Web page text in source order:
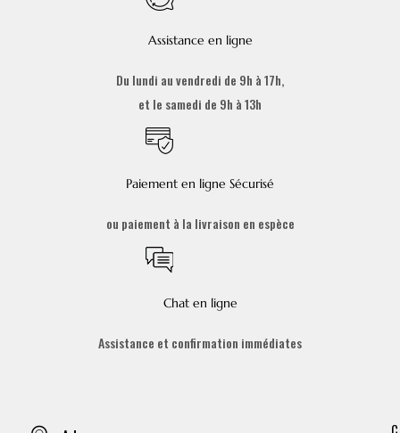
Assistance en ligne
Du lundi au vendredi de 9h à 17h,
et le samedi de 9h à 13h
Paiement en ligne Sécurisé
ou paiement à la livraison en espèce
Chat en ligne
Assistance et confirmation immédiates